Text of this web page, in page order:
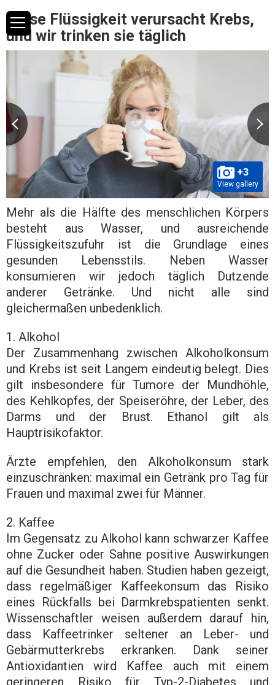
Diese Flüssigkeit verursacht Krebs,
und wir trinken sie täglich
+3
View gallery
Mehr als die Hälfte des menschlichen Körpers
besteht aus Wasser, und ausreichende
Flüssigkeitszufuhr ist die Grundlage eines
gesunden Lebensstils. Neben Wasser
konsumieren wir jedoch täglich Dutzende
anderer Getränke. Und nicht alle sind
gleichermaßen unbedenklich.
1. Alkohol
Der Zusammenhang zwischen Alkoholkonsum
und Krebs ist seit Langem eindeutig belegt. Dies
gilt insbesondere für Tumore der Mundhöhle,
des Kehlkopfes, der Speiseröhre, der Leber, des
Darms und der Brust. Ethanol gilt als
Hauptrisikofaktor.
Ärzte empfehlen, den Alkoholkonsum stark
einzuschränken: maximal ein Getränk pro Tag für
Frauen und maximal zwei für Männer.
2. Kaffee
Im Gegensatz zu Alkohol kann schwarzer Kaffee
ohne Zucker oder Sahne positive Auswirkungen
auf die Gesundheit haben. Studien haben gezeigt,
dass regelmäßiger Kaffeekonsum das Risiko
eines Rückfalls bei Darmkrebspatienten senkt.
Wissenschaftler weisen außerdem darauf hin,
dass Kaffeetrinker seltener an Leber- und
Gebärmutterkrebs erkranken. Dank seiner
Antioxidantien wird Kaffee auch mit einem
geringeren Risiko für Typ-2-Diabetes und